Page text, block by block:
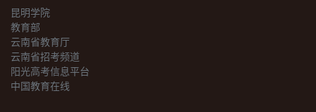
昆明学院
教育部
云南省教育厅
云南省招考频道
阳光高考信息平台
中国教育在线